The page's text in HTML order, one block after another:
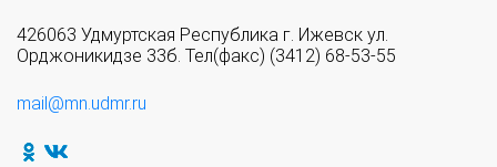
426063 Удмуртская Республика г. Ижевск ул.
Орджоникидзе 33б. Тел(факс) (3412) 68-53-55
mail@mn.udmr.ru